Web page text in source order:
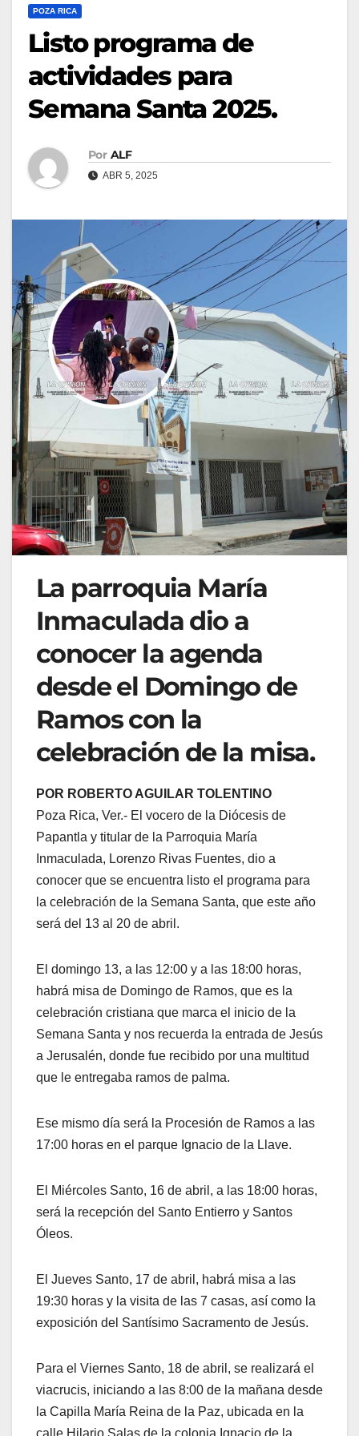
POZA RICA
Listo programa de
actividades para
Semana Santa 2025.
Por ALF
ABR 5, 2025
La parroquia María
Inmaculada dio a
conocer la agenda
desde el Domingo de
Ramos con la
celebración de la misa.
POR ROBERTO AGUILAR TOLENTINO
Poza Rica, Ver.- El vocero de la Diócesis de
Papantla y titular de la Parroquia María
Inmaculada, Lorenzo Rivas Fuentes, dio a
conocer que se encuentra listo el programa para
la celebración de la Semana Santa, que este año
será del 13 al 20 de abril.
El domingo 13, a las 12:00 y a las 18:00 horas,
habrá misa de Domingo de Ramos, que es la
celebración cristiana que marca el inicio de la
Semana Santa y nos recuerda la entrada de Jesús
a Jerusalén, donde fue recibido por una multitud
que le entregaba ramos de palma.
Ese mismo día será la Procesión de Ramos a las
17:00 horas en el parque Ignacio de la Llave.
El Miércoles Santo, 16 de abril, a las 18:00 horas,
será la recepción del Santo Entierro y Santos
Óleos.
El Jueves Santo, 17 de abril, habrá misa a las
19:30 horas y la visita de las 7 casas, así como la
exposición del Santísimo Sacramento de Jesús.
Para el Viernes Santo, 18 de abril, se realizará el
viacrucis, iniciando a las 8:00 de la mañana desde
la Capilla María Reina de la Paz, ubicada en la